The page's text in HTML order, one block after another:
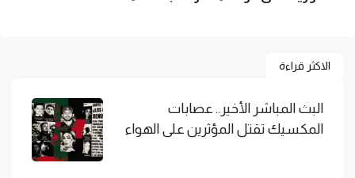
الاكثر قراءة
البث المباشر الأخير.. عصابات
المكسيك تقتل المؤثرين على الهواء